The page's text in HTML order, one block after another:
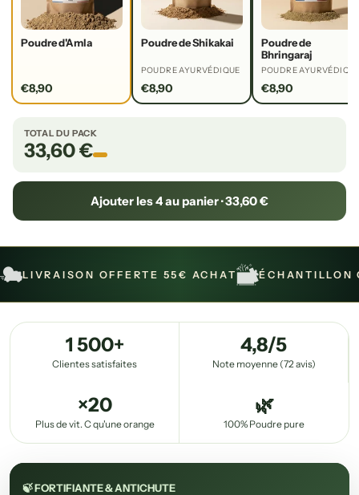
Poudre d'Amla
€8,90
Poudre de Shikakai
POUDRE AYURVÉDIQUE
€8,90
Poudre de
Bhringaraj
POUDRE
€8,90
TOTAL DU PACK
33,60 €
Ajouter les 4 au panier · 33,60 €
LIVRAISON OFFERTE 55€ ACHAT ÉCHANTILLON
1 500+
Clientes satisfaites
4,8/5
Note moyenne (72 avis)
×20
Plus de vit. C qu'une orange
🌿
100% Poudre pure
🍃 FORTIFIANTE & ANTICHUTE